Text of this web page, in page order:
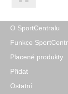
O SportCentralu
Funkce
Placené produkty
Přidat
Ostatní